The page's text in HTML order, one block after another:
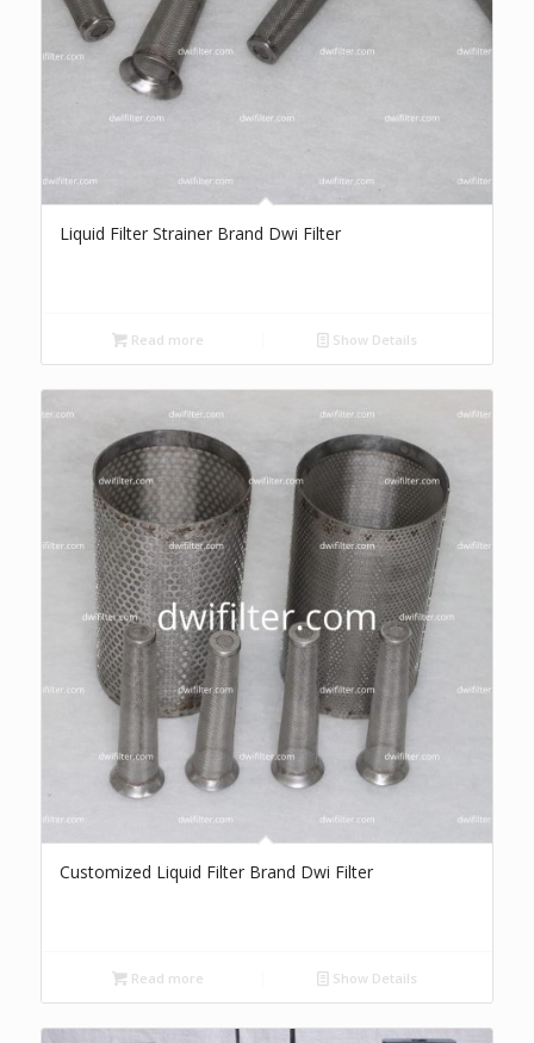
Liquid Filter Strainer Brand Dwi Filter
Read more Show Details
Customized Liquid Filter Brand Dwi Filter
Read more Show Details